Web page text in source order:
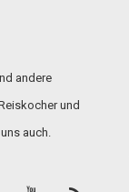
andere
und
auch.